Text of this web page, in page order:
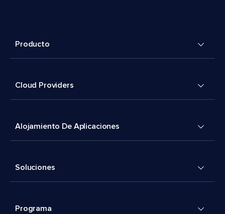
Producto
Cloud Providers
Alojamiento De Aplicaciones
Soluciones
Programa